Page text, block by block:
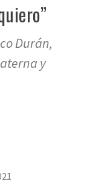
Durán,
y